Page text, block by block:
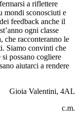
a riflettere
mondi sconosciuti e
feedback anche il
ogni classe
che racconteranno le
Siamo convinti che
possano cogliere
aiutarci a rendere
Gioia Valentini, 4AL
c.m.